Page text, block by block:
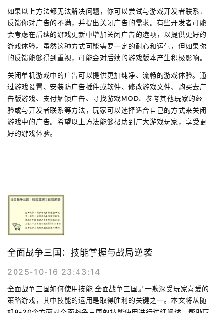
如果以上方法都无法解决问题，你可以尝试与游戏开发者联系，
反馈你对广告的不满，并提出关闭广告的需求。有些开发者可能
会考虑在后续的游戏更新中增加关闭广告的选项，以提供更好的
游戏体验。虽然这种方式可能需要一定的耐心和运气，但如果你
的反馈能够得到重视，可能会对后续的游戏版本产生积极影响。
关闭单机游戏中的广告可以提供更加纯净、流畅的游戏体验。通
过游戏设置、安装防广告插件或软件、修改游戏文件、购买去广
告版游戏、支付解锁广告、寻找游戏MOD、参考其他玩家的经
验或与开发者联系等方法，玩家可以选择适合自己的方式来关闭
游戏中的广告。希望以上方法能够帮助到广大游戏玩家，享受更
好的游戏体验。
全面战争三国：技能掌握与战局逆袭
2025-10-16 23:43:14
全面战争三国如何使用技能 全面战争三国是一款深受玩家喜爱的
策略游戏，其中技能的运用是取得胜利的关键之一。本文将从随